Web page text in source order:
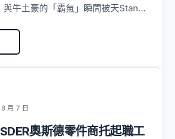
與牛土豪的「霸氣」瞬間被天Stan…
月 7 日
奧斯德零件商托起職工